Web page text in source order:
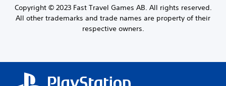
Copyright © 2023 Fast Travel Games AB. All rights reserved.
All other trademarks and trade names are property of their
respective owners.